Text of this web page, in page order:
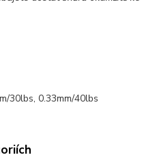
30lbs, 0.33mm/40lbs